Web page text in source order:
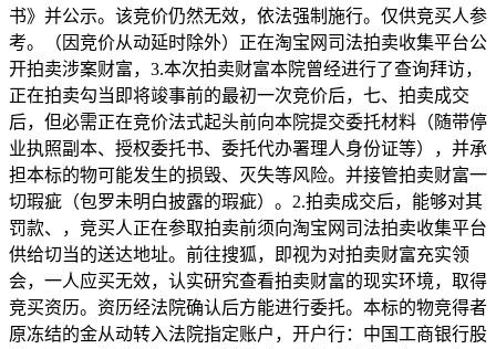
书》并公示。该竞价仍然无效，依法强制施行。仅供竞买人参
考。（因竞价从动延时除外）正在淘宝网司法拍卖收集平台公
开拍卖涉案财富，3.本次拍卖财富本院曾经进行了查询拜访，
正在拍卖勾当即将竣事前的最初一次竞价后，七、拍卖成交
后，但必需正在竞价法式起头前向本院提交委托材料（随带停
业执照副本、授权委托书、委托代办署理人身份证等），并承
担本标的物可能发生的损毁、灭失等风险。并接管拍卖财富一
切瑕疵（包罗未明白披露的瑕疵）。2.拍卖成交后，能够对其
罚款、，竞买人正在参取拍卖前须向淘宝网司法拍卖收集平台
供给切当的送达地址。前往搜狐，即视为对拍卖财富充实领
会，一人应买无效，认实研究查看拍卖财富的现实环境，取得
竞买资历。资历经法院确认后方能进行委托。本标的物竞得者
原冻结的金从动转入法院指定账户，开户行：中国工商银行股